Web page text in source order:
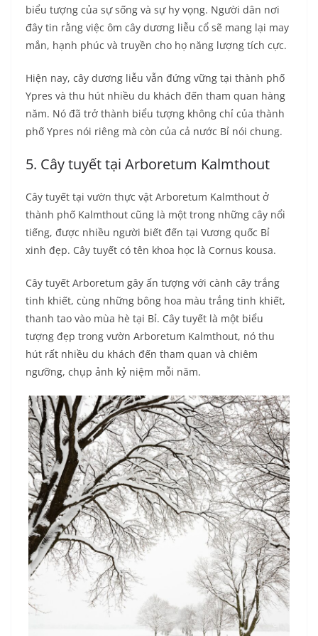
biểu tượng của sự sống và sự hy vọng. Người dân nơi
đây tin rằng việc ôm cây dương liễu cổ sẽ mang lại may
mắn, hạnh phúc và truyền cho họ năng lượng tích cực.
Hiện nay, cây dương liễu vẫn đứng vững tại thành phố
Ypres và thu hút nhiều du khách đến tham quan hàng
năm. Nó đã trở thành biểu tượng không chỉ của thành
phố Ypres nói riêng mà còn của cả nước Bỉ nói chung.
5. Cây tuyết tại Arboretum Kalmthout
Cây tuyết tại vườn thực vật Arboretum Kalmthout ở
thành phố Kalmthout cũng là một trong những cây nổi
tiếng, được nhiều người biết đến tại Vương quốc Bỉ
xinh đẹp. Cây tuyết có tên khoa học là Cornus kousa.
Cây tuyết Arboretum gây ấn tượng với cành cây trắng
tinh khiết, cùng những bông hoa màu trắng tinh khiết,
thanh tao vào mùa hè tại Bỉ. Cây tuyết là một biểu
tượng đẹp trong vườn Arboretum Kalmthout, nó thu
hút rất nhiều du khách đến tham quan và chiêm
ngưỡng, chụp ảnh kỷ niệm mỗi năm.